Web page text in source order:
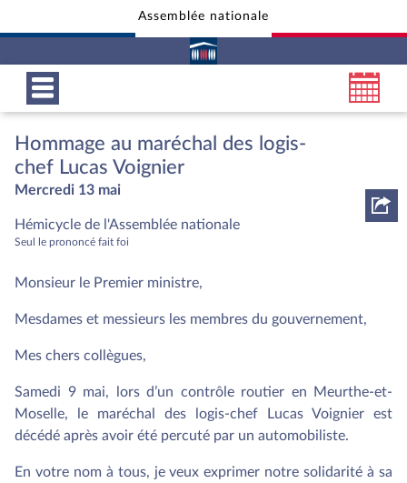
Aller en bas de la pageAssemblée nationale
Hommage au maréchal des logis-
chef Lucas Voignier
Mercredi 13 mai
Hémicycle de l'Assemblée nationale
Seul le prononcé fait foi
Monsieur le Premier ministre,
Mesdames et messieurs les membres du gouvernement,
Mes chers collègues,
Samedi 9 mai, lors d’un contrôle routier en Meurthe-et-
Moselle, le maréchal des logis-chef Lucas Voignier est
décédé après avoir été percuté par un automobiliste.
En votre nom à tous, je veux exprimer notre solidarité à sa